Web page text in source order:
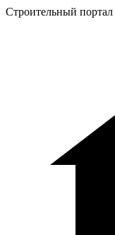
Строительный портал